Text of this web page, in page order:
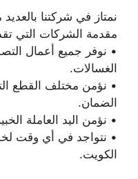
نمتاز في شركتنا
مقدمة الشركات التي
• نوفر جميع أعمال
الغسالات.
• نؤمن مختلف القطع
الضمان.
• نؤمن اليد العاملة
• نتواجد في أي وقت
الكويت.